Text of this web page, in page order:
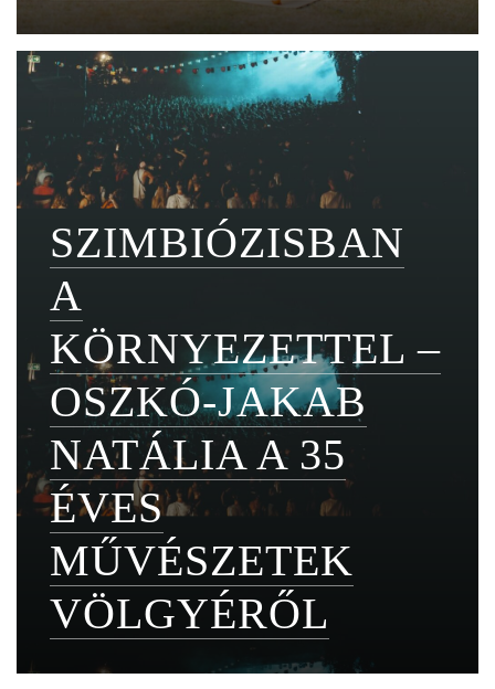
SZIMBIÓZISBAN
A
KÖRNYEZETTEL –
OSZKÓ-JAKAB
NATÁLIA A 35
ÉVES
MŰVÉSZETEK
VÖLGYÉRŐL